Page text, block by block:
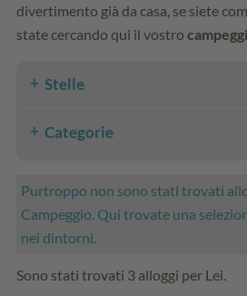
divertimento già da casa, se siete
state cercando qui il vostro
Stelle
Categorie
Purtroppo non sono stati trovati
Campeggio. Qui trovate una
nei dintorni.
Sono stati trovati 3 alloggi per Lei.